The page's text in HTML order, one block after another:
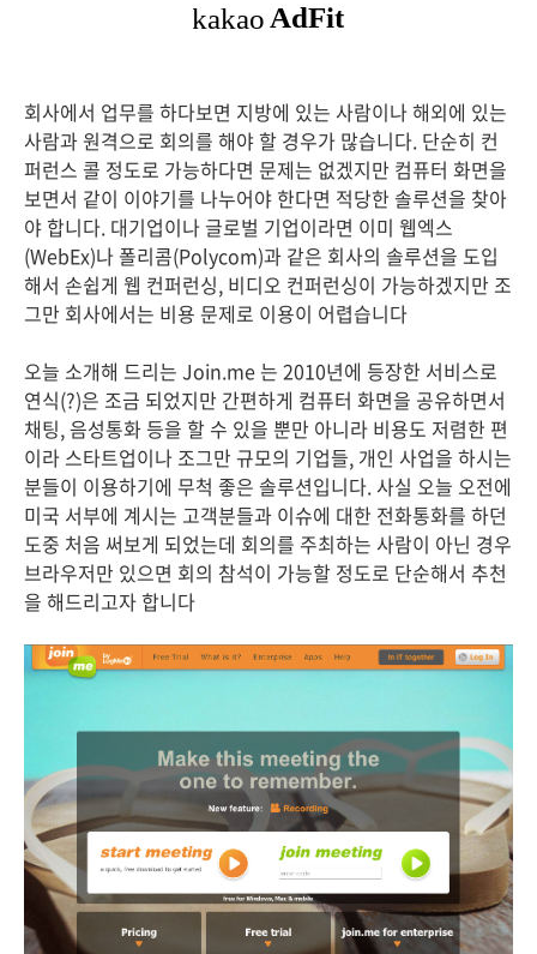
회사에서 업무를 하다보면 지방에 있는 사람이나 해외에 있는
사람과 원격으로 회의를 해야 할 경우가 많습니다. 단순히 컨
퍼런스 콜 정도로 가능하다면 문제는 없겠지만 컴퓨터 화면을
보면서 같이 이야기를 나누어야 한다면 적당한 솔루션을 찾아
야 합니다. 대기업이나 글로벌 기업이라면 이미 웹엑스
(WebEx)나 폴리콤(Polycom)과 같은 회사의 솔루션을 도입
해서 손쉽게 웹 컨퍼런싱, 비디오 컨퍼런싱이 가능하겠지만 조
그만 회사에서는 비용 문제로 이용이 어렵습니다
오늘 소개해 드리는 Join.me 는 2010년에 등장한 서비스로
연식(?)은 조금 되었지만 간편하게 컴퓨터 화면을 공유하면서
채팅, 음성통화 등을 할 수 있을 뿐만 아니라 비용도 저렴한 편
이라 스타트업이나 조그만 규모의 기업들, 개인 사업을 하시는
분들이 이용하기에 무척 좋은 솔루션입니다. 사실 오늘 오전에
미국 서부에 계시는 고객분들과 이슈에 대한 전화통화를 하던
도중 처음 써보게 되었는데 회의를 주최하는 사람이 아닌 경우
브라우저만 있으면 회의 참석이 가능할 정도로 단순해서 추천
을 해드리고자 합니다